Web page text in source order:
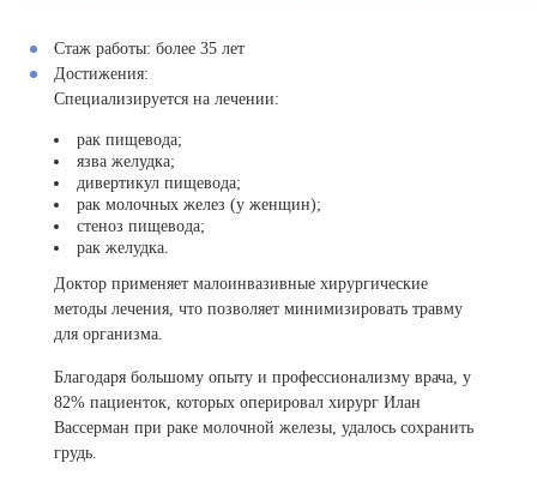
Стаж работы: более 35 лет
Достижения:
Специализируется на лечении:
рак пищевода;
язва желудка;
дивертикул пищевода;
рак молочных желез (у женщин);
стеноз пищевода;
рак желудка.
Доктор применяет малоинвазивные хирургические
методы лечения, что позволяет минимизировать травму
для организма.
Благодаря большому опыту и профессионализму врача, у
82% пациенток, которых оперировал хирург Илан
Вассерман при раке молочной железы, удалось сохранить
грудь.